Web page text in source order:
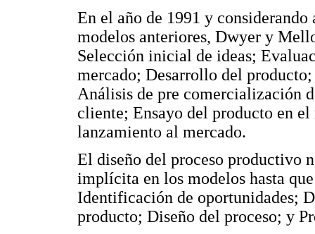
En el año de 1991 y considerando
modelos anteriores, Dwyer y
Selección inicial de ideas;
mercado; Desarrollo del
Análisis de pre comercialización
cliente; Ensayo del producto en
lanzamiento al mercado.
El diseño del proceso productivo
implícita en los modelos hasta
Identificación de oportunidades;
producto; Diseño del proceso; y